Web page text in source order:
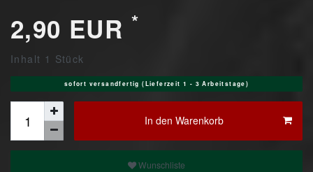
2,90 EUR *
Inhalt 1 Stück
sofort versandfertig (Lieferzeit 1 - 3 Arbeitstage)
In den Warenkorb
Wunschliste